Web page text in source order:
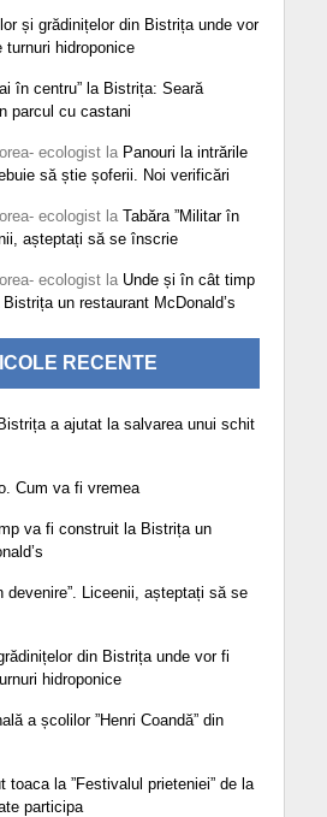
și grădinițelor din Bistrița unde vor
hidroponice
în centru” la Bistrița: Seară
parcul cu castani
ecologistla Panouri la intrările
să știe șoferii. Noi verificări
ecologistla Tabăra ”Militar în
așteptați să se înscrie
ecologistla Unde și în cât timp
un restaurant McDonald’s
RECENTE
a ajutat la salvarea unui schit
Cum va fi vremea
va fi construit la Bistrița un
devenire”. Liceenii, așteptați să se
din Bistrița unde vor fi
hidroponice
a școlilor ”Henri Coandă” din
toaca la ”Festivalul prieteniei” de la
participa